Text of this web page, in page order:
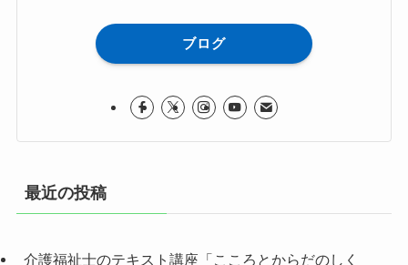
ブログ
最近の投稿
介護福祉士のテキスト講座「こころとからだのしく